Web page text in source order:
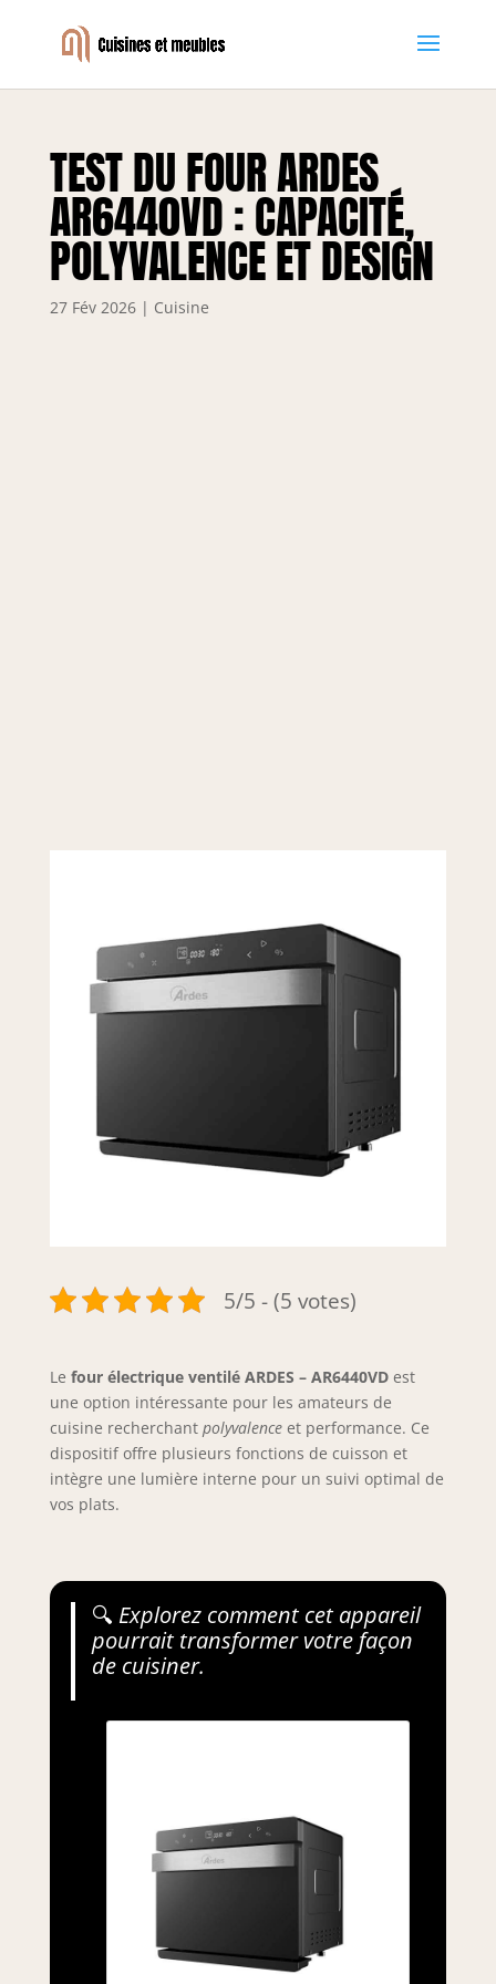
TEST DU FOUR ARDES
AR6440VD : CAPACITÉ,
POLYVALENCE ET DESIGN
27 Fév 2026| Cuisine
5/5 - (5 votes)
Le four électrique ventilé ARDES – AR6440VDest
une option intéressante pour les amateurs de
cuisine recherchant polyvalenceet performance. Ce
dispositif offre plusieurs fonctions de cuisson et
intègre une lumière interne pour un suivi optimal de
vos plats.
🔍 Explorez comment cet appareil
pourrait transformer votre façon
de cuisiner.